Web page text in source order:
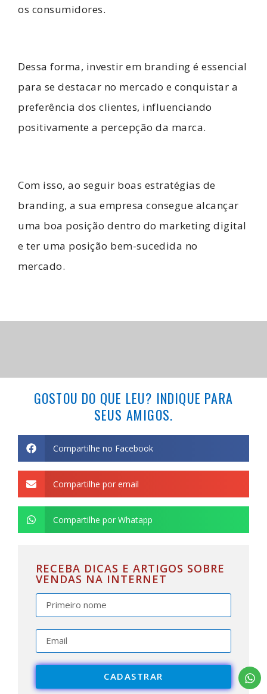
os consumidores.
Dessa forma, investir em branding é essencial
para se destacar no mercado e conquistar a
preferência dos clientes, influenciando
positivamente a percepção da marca.
Com isso, ao seguir boas estratégias de
branding, a sua empresa consegue alcançar
uma boa posição dentro do marketing digital
e ter uma posição bem-sucedida no
mercado.
GOSTOU DO QUE LEU? INDIQUE PARA
SEUS AMIGOS.
Compartilhe no Facebook
Compartilhe por email
Compartilhe por Whatapp
RECEBA DICAS E ARTIGOS SOBRE
VENDAS NA INTERNET
CADASTRAR